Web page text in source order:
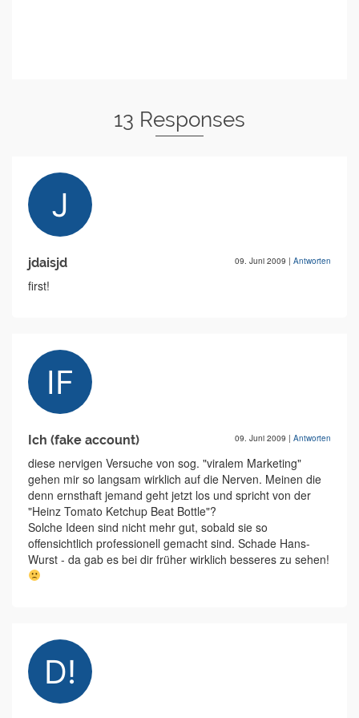
13 Responses
jdaisjd 09. Juni 2009 | Antworten
first!
Ich (fake account) 09. Juni 2009 | Antworten
diese nervigen Versuche von sog. "viralem Marketing"
gehen mir so langsam wirklich auf die Nerven. Meinen die
denn ernsthaft jemand geht jetzt los und spricht von der
"Heinz Tomato Ketchup Beat Bottle"?
Solche Ideen sind nicht mehr gut, sobald sie so
offensichtlich professionell gemacht sind. Schade Hans-
Wurst - da gab es bei dir früher wirklich besseres zu sehen!